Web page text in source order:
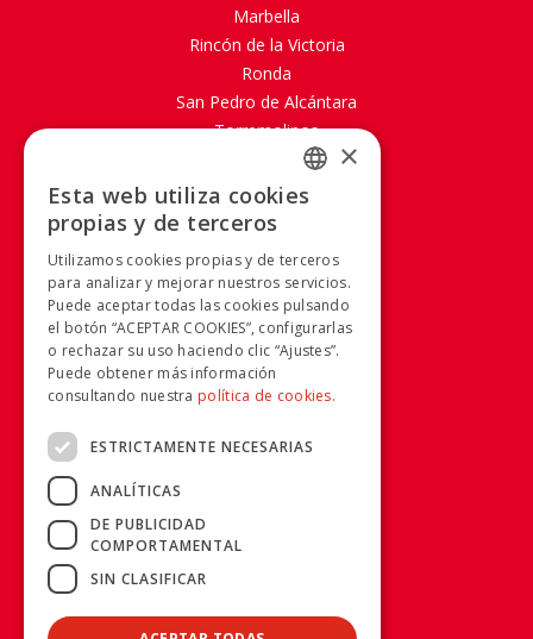
Marbella
Rincón de la Victoria
Ronda
San Pedro de Alcántara
Torremolinos
SOBRE AVANZA
Mapa Web
Aviso legal
Política de Cookies
Política de privacidad
Condiciones generales
Condiciones de compra
Calidad y Medio Ambiente
955 038 665 - 900 925 148
×
Esta web utiliza cookies
propias y de terceros
Utilizamos cookies propias y de terceros
para analizar y mejorar nuestros servicios.
Puede aceptar todas las cookies pulsando
el botón “ACEPTAR COOKIES”, configurarlas
o rechazar su uso haciendo clic “Ajustes”.
Puede obtener más información
consultando nuestra política de cookies.
ESTRICTAMENTE NECESARIAS
ANALÍTICAS
DE PUBLICIDAD
COMPORTAMENTAL
SIN CLASIFICAR